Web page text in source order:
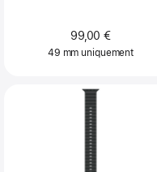
99,00 €
49 mm uniquement